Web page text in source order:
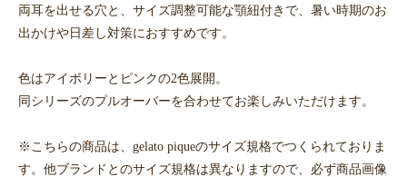
両耳を出せる穴と、サイズ調整可能な顎紐付きで、暑い時期のお
出かけや日差し対策におすすめです。
色はアイボリーとピンクの2色展開。
同シリーズのプルオーバーを合わせてお楽しみいただけます。
※こちらの商品は、gelato piqueのサイズ規格でつくられておりま
す。他ブランドとのサイズ規格は異なりますので、必ず商品画像